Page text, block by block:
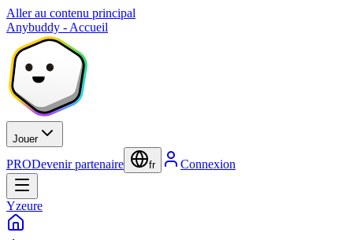
Aller au contenu principal
Anybuddy - Accueil
Jouer
PRODevenir partenaire fr Connexion
Yzeure